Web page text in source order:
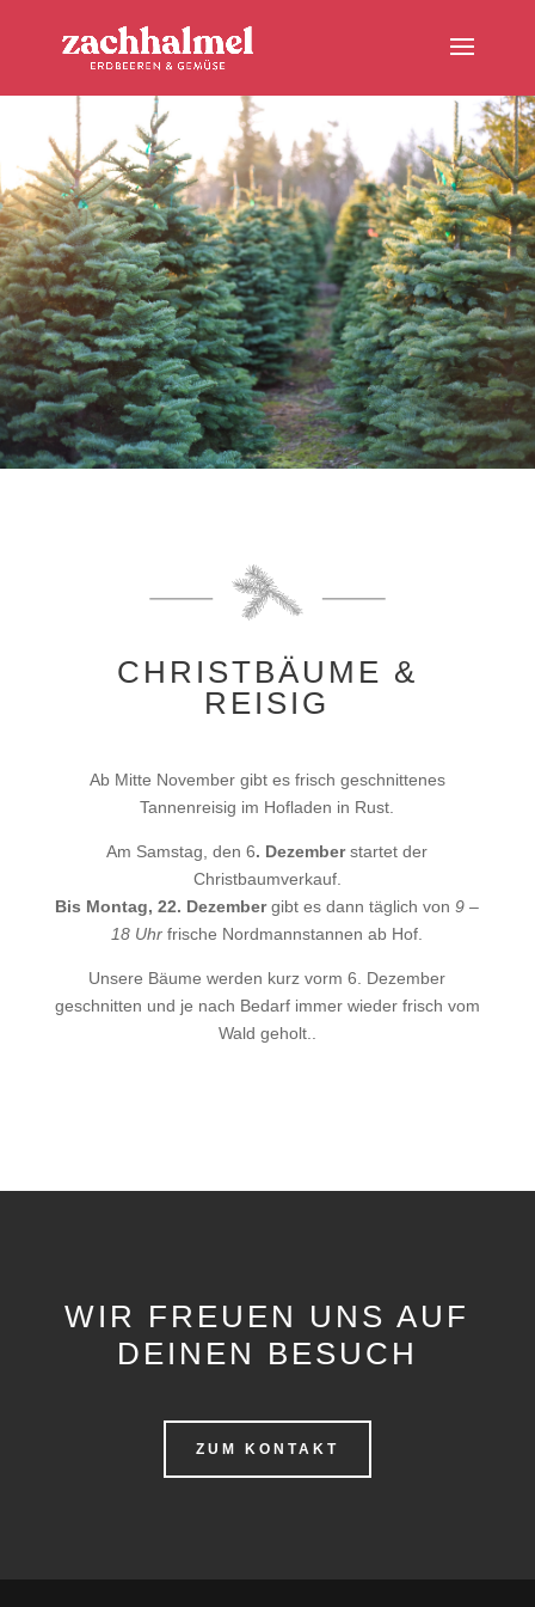
CHRISTBÄUME &
REISIG
Ab Mitte November gibt es frisch geschnittenes
Tannenreisig im Hofladen in Rust.
Am Samstag, den 6. Dezemberstartet der
Christbaumverkauf.
Bis Montag, 22. Dezembergibt es dann täglich von 9 –
18 Uhr frische Nordmannstannen ab Hof.
Unsere Bäume werden kurz vorm 6. Dezember
geschnitten und je nach Bedarf immer wieder frisch vom
Wald geholt..
WIR FREUEN UNS AUF
DEINEN BESUCH
ZUM KONTAKT